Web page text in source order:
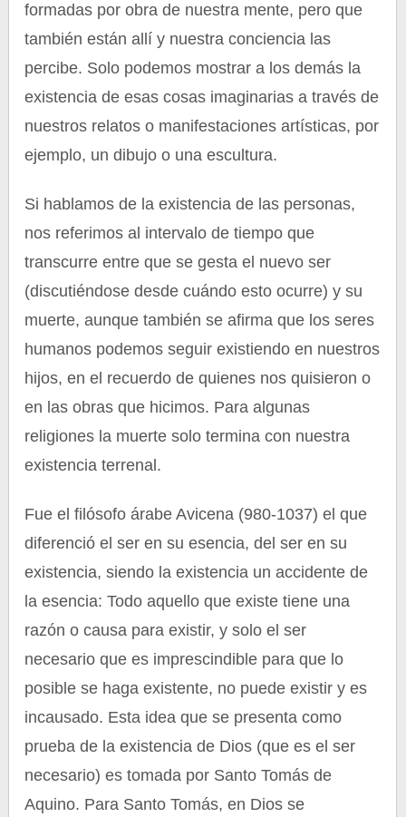
formadas por obra de nuestra mente, pero que
también están allí y nuestra conciencia las
percibe. Solo podemos mostrar a los demás la
existencia de esas cosas imaginarias a través de
nuestros relatos o manifestaciones artísticas, por
ejemplo, un dibujo o una escultura.
Si hablamos de la existencia de las personas,
nos referimos al intervalo de tiempo que
transcurre entre que se gesta el nuevo ser
(discutiéndose desde cuándo esto ocurre) y su
muerte, aunque también se afirma que los seres
humanos podemos seguir existiendo en nuestros
hijos, en el recuerdo de quienes nos quisieron o
en las obras que hicimos. Para algunas
religiones la muerte solo termina con nuestra
existencia terrenal.
Fue el filósofo árabe Avicena (980-1037) el que
diferenció el ser en su esencia, del ser en su
existencia, siendo la existencia un accidente de
la esencia: Todo aquello que existe tiene una
razón o causa para existir, y solo el ser
necesario que es imprescindible para que lo
posible se haga existente, no puede existir y es
incausado. Esta idea que se presenta como
prueba de la existencia de Dios (que es el ser
necesario) es tomada por Santo Tomás de
Aquino. Para Santo Tomás, en Dios se